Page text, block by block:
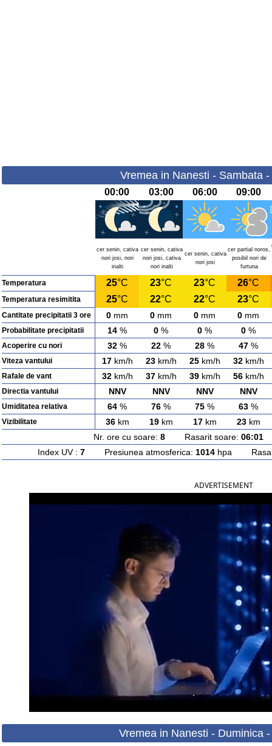
Vremea in Nanesti - Sambata
00:00 03:00 06:00 09:00
cer senin, cativa
nori josi, nori
inalti
cer senin, cativa
nori josi, cativa
nori inalti
cer senin, cativa
nori josi
cer partial noros,
posibil nori de
furtuna
Temperatura 25°C 23°C 23°C 26°C
Temperatura resimitita 25°C 22°C 22°C 23°C
Cantitate precipitatii 3 ore 0 mm 0 mm 0 mm 0 mm
Probabilitate precipitatii 14 % 0 % 0 % 0 %
Acoperire cu nori 32 % 22 % 28 % 47 %
Viteza vantului 17km/h 23km/h 25km/h 32km/h
Rafale de vant 32km/h 37km/h 39km/h 56km/h
Directia vantului NNV NNV NNV NNV
Umiditatea relativa 64 % 76 % 75 % 63 %
Vizibilitate 36km 19km 17km 23km
Nr. ore cu soare: 8Rasarit soare: 06:01
Index UV : 7Presiunea atmosferica: 1014hpa
ADVERTISEMENT
Vremea in Nanesti - Duminica